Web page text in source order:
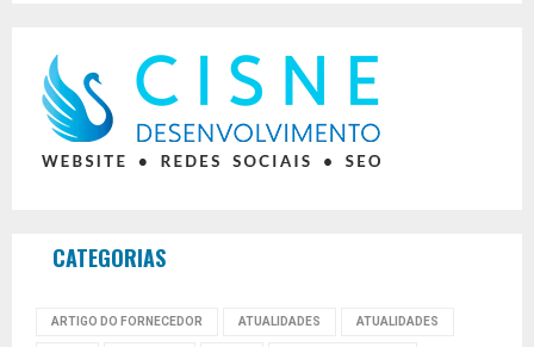
CATEGORIAS
ARTIGO DO FORNECEDOR ATUALIDADES ATUALIDADES